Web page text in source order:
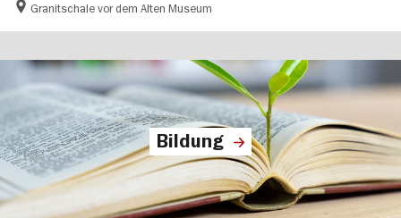
Granitschale vor dem Alten Museum
Bildung